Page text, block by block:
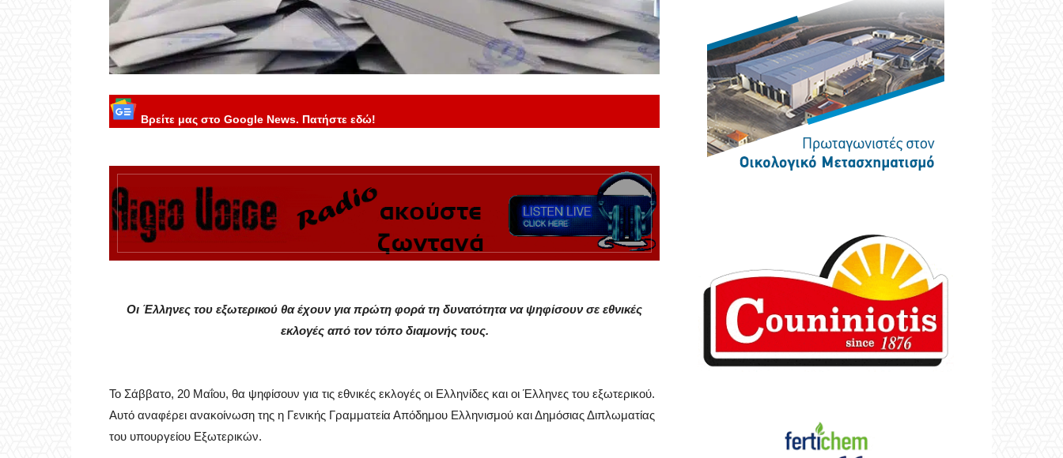
Βρείτε μας στο Google News. Πατήστε εδώ!
Οι Έλληνες του εξωτερικού θα έχουν για πρώτη φορά τη δυνατότητα να ψηφίσουν σε εθνικές
εκλογές από τον τόπο διαμονής τους.
Το Σάββατο, 20 Μαΐου, θα ψηφίσουν για τις εθνικές εκλογές οι Ελληνίδες και οι Έλληνες του εξωτερικού.
Αυτό αναφέρει ανακοίνωση της η Γενικής Γραμματεία Απόδημου Ελληνισμού και Δημόσιας Διπλωματίας
του υπουργείου Εξωτερικών.